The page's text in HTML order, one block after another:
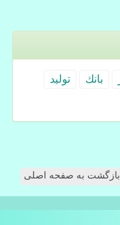
بانك
تولید
بازگشت به صفحه اصلی